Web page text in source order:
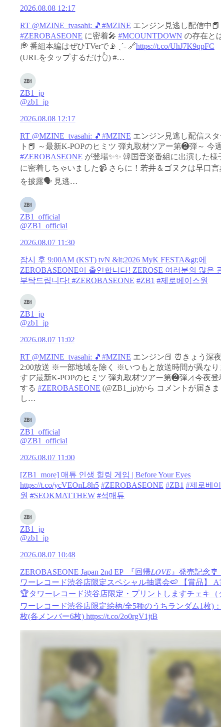
2026.08.08 12:17
RT @MZINE_tvasahi: 🎵#MZINE エンジン見逃し配信中📕
#ZEROBASEONE に密着🎤#MCOUNTDOWN の存在と
💭 番組本編はぜひTVerで📡 ˎˊ˗ 🔗https://t.co/UhJ7K9qpFC
(URLをタップするだけ👆) #…
ZB1_jp
@zb1_jp
2026.08.08 12:17
RT @MZINE_tvasahi: 🎵#MZINE エンジン見逃し配信ス
ト📕 ～最新K-POPのヒミツ 弾丸取材ツアー第❷弾～ 今
#ZEROBASEONE が登場✨✨ 韓国音楽番組に出演した様
に密着しちゃいました📹 さらに！若井＆ゴヌクは早口言
を披露🗣️ 見逃…
ZB1_official
@ZB1_official
2026.08.07 11:30
잠시 후 9:00AM (KST) tvN &lt;2026 MyK FESTA&gt;에
ZEROBASEONE이 출연합니다! ZEROSE 여러분의 많은
부탁드립니다!#ZEROBASEONE #ZB1 #제로베이스원
ZB1_jp
@zb1_jp
2026.08.07 11:02
RT @MZINE_tvasahi: 🎵#MZINE エンジン📕 ⏰きょう深
2:00放送 ※一部地域を除く ※いつもと放送時間が異なり
す ◸最新K-POPのヒミツ 弾丸取材ツアー第❷弾◿ 今夜登
する#ZEROBASEONE (@ZB1_jp)から コメントが届きま
し…
ZB1_official
@ZB1_official
2026.08.07 11:00
[ZB1_more] 매튜 인생 힐링 게임 | Before Your Eyes
https://t.co/ycVEOnL8h5 #ZEROBASEONE #ZB1 #제로베
원 #SEOKMATTHEW #석매튜
ZB1_jp
@zb1_jp
2026.08.07 10:48
ZEROBASEONE Japan 2nd EP 『回帰𝐿𝑂𝑉𝐸』発売記念🎐
ワーレコード渋谷店限定スペシャル抽選会🍉 【賞品】 A
🏆タワーレコード渋谷店限定・プリントしますチェキ（
ワーレコード渋谷店限定絵柄/全5種のうちランダム1枚)
枚(各メンバー6枚)https://t.co/2o0rgV1jtB